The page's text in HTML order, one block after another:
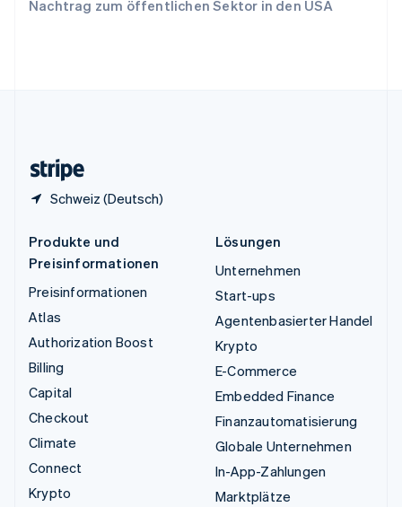
Nachtrag zum öffentlichen Sektor in den USA
Schweiz (Deutsch)
English
Produkte und
Preisinformationen
Preisinformationen
Atlas
Authorization Boost
Billing
Capital
Checkout
Climate
Connect
Krypto
Lösungen
Unternehmen
Start-ups
Agentenbasierter Handel
Krypto
E-Commerce
Embedded Finance
Finanzautomatisierung
Globale Unternehmen
In-App-Zahlungen
Marktplätze